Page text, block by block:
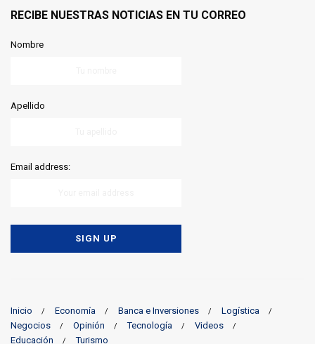
RECIBE NUESTRAS NOTICIAS EN TU CORREO
Nombre
Apellido
Email address:
Inicio Economía Banca e Inversiones
Logística
Negocios
Opinión Tecnología
Videos
Educación
Turismo